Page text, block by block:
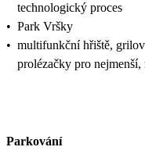
technologický proces
• Park Vršky
• multifunkční hřiště,
prolézačky pro
Parkování